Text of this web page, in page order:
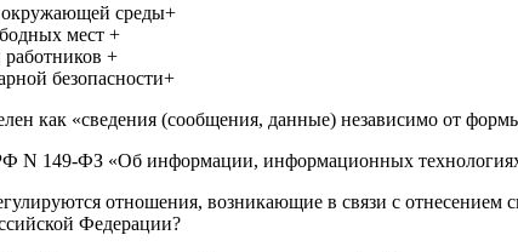
окружающей среды+
мест +
работников +
безопасности+
как «сведения (сообщения, данные) независимо от
N 149-ФЗ «Об информации, информационных
отношения, возникающие в связи с отнесением
Федерации?